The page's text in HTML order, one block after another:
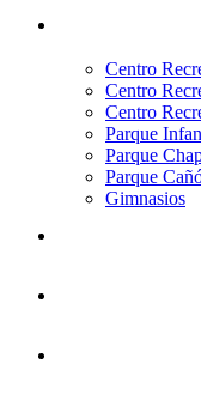
Centro
Centro
Centro
Parque
Parque
Parque
Gimnasios